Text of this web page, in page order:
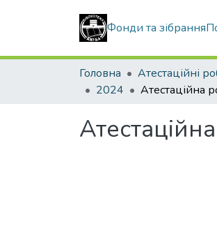
Фонди та зібрання
Головна
2024